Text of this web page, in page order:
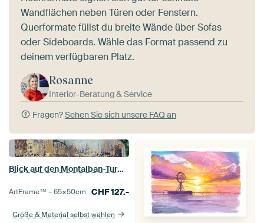
Wandflächen neben Türen oder Fenstern.
Querformate füllst du breite Wände über Sofas
oder Sideboards. Wähle das Format passend zu
deinem verfügbaren Platz.
Rosanne
Interior-Beratung & Service
Fragen?Sehen Sie sich unsere FAQ an
Blick auf den Montalban-Turm, Amsterdam, Claude Monet
ArtFrame™ –65×50cm CHF127.-
Größe & Material selbst wählen